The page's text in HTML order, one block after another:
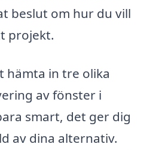
beslut om hur du vill
projekt.
hämta in tre olika
av fönster i
smart, det ger dig
av dina alternativ.